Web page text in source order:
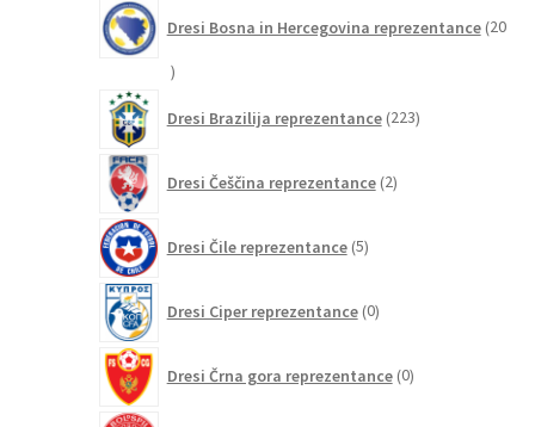
Dresi Bosna in Hercegovina reprezentance 20
20
Dresi Brazilija reprezentance 223izdelkov
Dresi Češčina reprezentance 2izdelka
Dresi Čile reprezentance 5izdelkov
Dresi Ciper reprezentance 0izdelkov
Dresi Črna gora reprezentance 0izdelkov